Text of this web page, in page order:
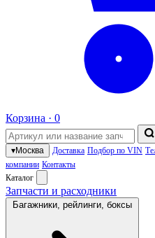
Корзина · 0
▾Москва Доставка Подбор по VIN
компании Контакты
Каталог
Запчасти и расходники
Багажники, рейлинги, боксы